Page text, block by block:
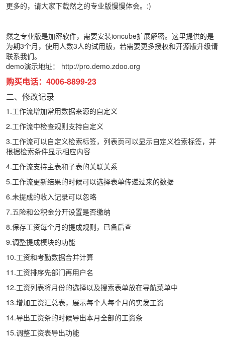
更多的，请大家下载然之的专业版慢慢体会。:)
然之专业版是加密软件，需要安装ioncube扩展解密。这里提供的是
为期3个月，使用人数3人的试用版，若需要更多授权和开源版升级请
联系我们。
demo演示地址： http://pro.demo.zdoo.org
购买电话：4006-8899-23
二、修改记录
1.工作流增加常用数据来源的自定义
2.工作流中检查规则支持自定义
3.工作流可以自定义检索标签，列表页可以显示自定义检索标签，并
根据检索条件显示相应内容
4.工作流支持主表和子表的关联关系
5.工作流更新结果的时候可以选择表单传递过来的数据
6.未提成的收入记录可以忽略
7.五险和公积金分开设置是否缴纳
8.保存工资每个月的提成规则，已备后查
9.调整提成模块的功能
10.工资和考勤数据合并计算
11.工资排序先部门再用户名
12.工资列表将月份的选择以及搜索表单放在导航菜单中
13.增加工资汇总表，展示每个人每个月的实发工资
14.导出工资条的时候导出本月全部的工资条
15.调整工资表导出功能